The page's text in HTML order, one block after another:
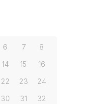
6 7
8
14 15
16
22 23
24
30 31
32